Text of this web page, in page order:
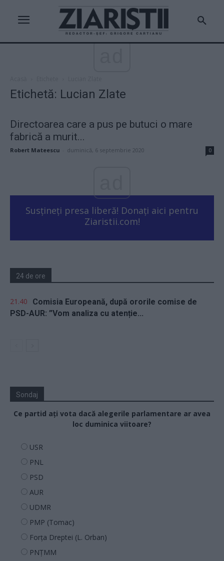
Etichetă: Lucian Zlate
Directoarea care a pus pe butuci o mare
fabrică a murit...
Robert Mateescu duminică, 6 septembrie 2020 0
Susțineți presa liberă! Donați aici pentru
Ziaristii.com!
24 de ore
21.40
Comisia Europeană, după ororile comise de
PSD-AUR: ”Vom analiza cu atenție...
Sondaj
Ce partid ați vota dacă alegerile parlamentare ar avea
loc duminica viitoare?
USR
PNL
PSD
AUR
UDMR
PMP (Tomac)
Forța Dreptei (L. Orban)
PNȚMM